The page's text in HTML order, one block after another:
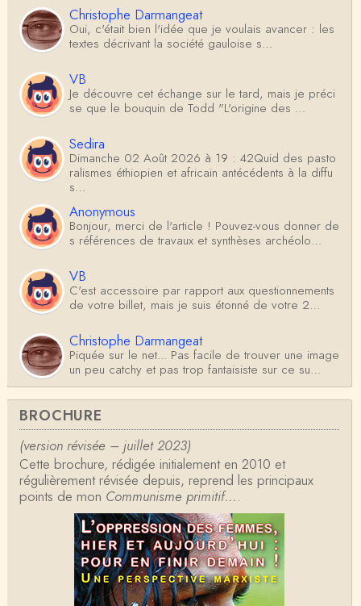
Christophe Darmangeat
Oui, c'était bien l'idée que je voulais avancer : les
textes décrivant la société gauloise s…
VB
Je découvre cet échange sur le tard, mais je préci
se que le bouquin de Todd "L'origine des …
Sedira
Dimanche 02 Août 2026 à 19 : 42Quid des pasto
ralismes éthiopien et africain antécédents à la diffu
s…
Anonymous
Bonjour, merci de l'article ! Pouvez-vous donner de
s références de travaux et synthèses archéolo…
VB
C'est accessoire par rapport aux questionnements
de votre billet, mais je suis étonné de votre 2…
Christophe Darmangeat
Piquée sur le net... Pas facile de trouver une image
un peu catchy et pas trop fantaisiste sur ce su…
Antoine
Je ne sais pas d'où sort l'illustration (générée par IA
?) mais les Germains construisaient-…
Christophe Darmangeat
La définition de Weber, qui dit que l'État détient le
monopole de la violence *légitime* répond …
Anonymous
Formidable et complexe sujet ; l'ancien professeur
d'histoire que je suis, Alsacien de surcr…
Tangui Przybylowski
BROCHURE
(version révisée – juillet 2023)
Cette brochure, rédigée initialement en 2010 et
régulièrement révisée depuis, reprend les principaux
points de mon Communisme primitif….